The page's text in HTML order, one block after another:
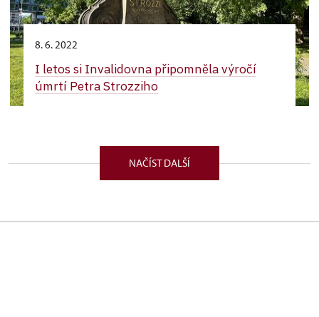
8. 6. 2022
I letos si Invalidovna připomněla výročí
úmrtí Petra Strozziho
NAČÍST DALŠÍ